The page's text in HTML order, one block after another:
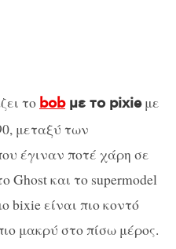
το bobμε το pixieμε
μεταξύ των
έγιναν ποτέ χάρη σε
Ghost και το supermodel
bixie είναι πιο κοντό
μακρύ στο πίσω μέρος.